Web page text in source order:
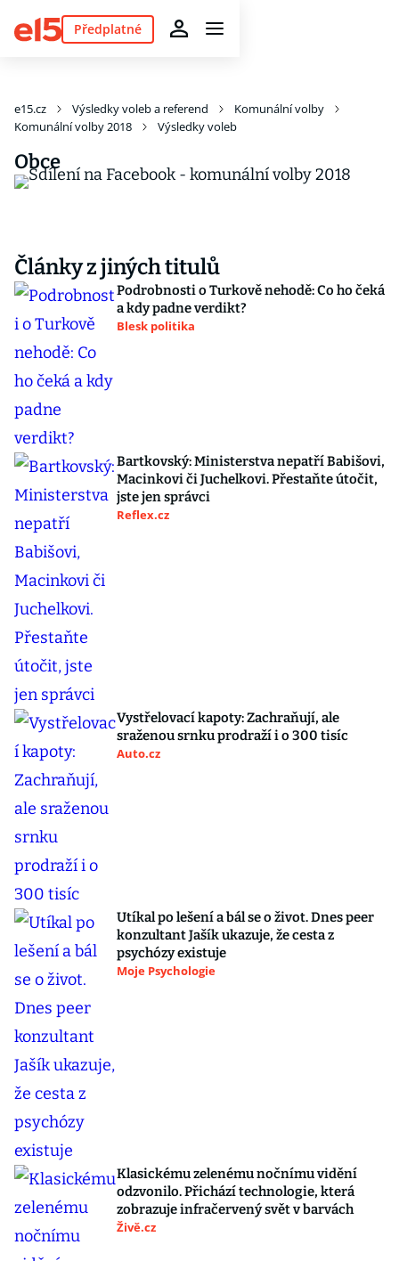
Předplatné
e15.cz Výsledky voleb a referend
Komunální volby
Komunální volby 2018
Výsledky voleb
Obce
Články z jiných titulů
Podrobnosti o Turkově nehodě: Co ho čeká
a kdy padne verdikt?
Blesk politika
Bartkovský: Ministerstva nepatří Babišovi,
Macinkovi či Juchelkovi. Přestaňte útočit,
jste jen správci
Reflex.cz
Vystřelovací kapoty: Zachraňují, ale
sraženou srnku prodraží i o 300 tisíc
Auto.cz
Utíkal po lešení a bál se o život. Dnes peer
konzultant Jašík ukazuje, že cesta z
psychózy existuje
Moje Psychologie
Klasickému zelenému nočnímu vidění
odzvonilo. Přichází technologie, která
zobrazuje infračervený svět v barvách
Živě.cz